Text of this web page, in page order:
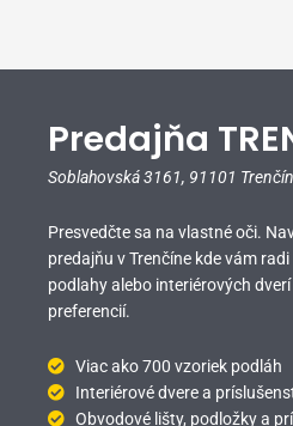
Predajňa
Soblahovská 3161, 91101
Presvedčte sa na vlastné oči.
predajňu v Trenčíne kde vám
podlahy alebo interiérových
preferencií.
Viac ako 700 vzoriek podláh
Interiérové dvere a
Obvodové lišty, podložky a